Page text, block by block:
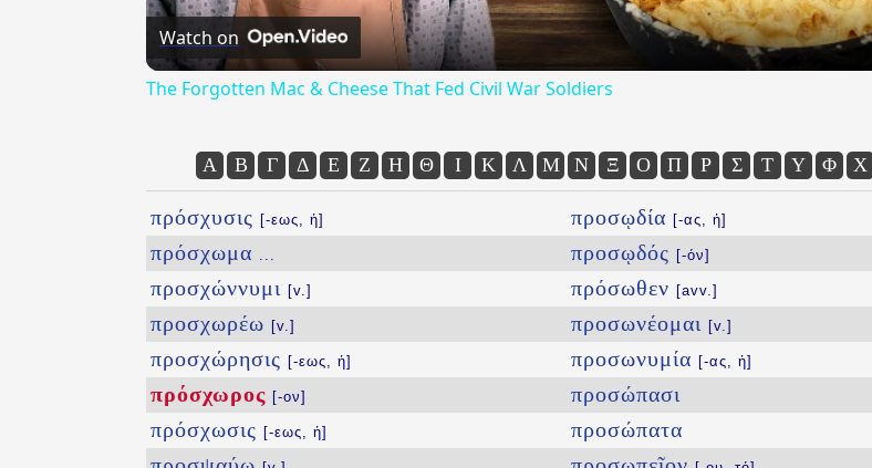
Watch on
The Forgotten Mac & Cheese That Fed Civil War Soldiers
Α Β Γ Δ Ε Ζ Η Θ Ι Κ Λ Μ Ν Ξ Ο Π Ρ Σ Τ Υ Φ Χ
πρόσχυσις [-εως, ἡ]
πρόσχωμα
προσχώννυμι [v.]
προσχωρέω [v.]
προσχώρησις [-εως, ἡ]
πρόσχωρος [-ον]
πρόσχωσις [-εως, ἡ]
προσῳδία [-ας, ἡ]
προσῳδός [-όν]
πρόσωθεν [avv.]
προσωνέομαι [v.]
προσωνυμία [-ας, ἡ]
προσώπασι
προσώπατα